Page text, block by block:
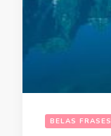
BELAS FRASES